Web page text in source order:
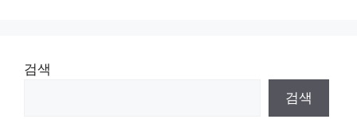
검색
검색